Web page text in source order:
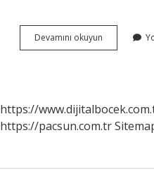
Devamını okuyun
Rizasi
https://
https://pacsun.com.tr